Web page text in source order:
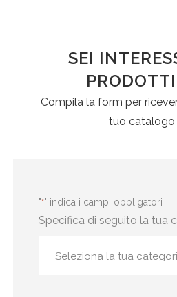
SEI
Compila la form per
tuo catalogo
"*" indica i campi obbligatori
Specifica di seguito la tua